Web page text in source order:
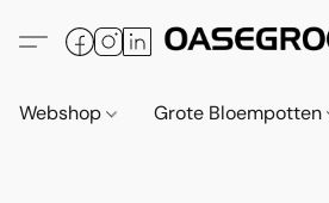
Webshop Grote Bloempotten